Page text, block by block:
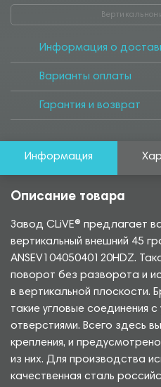
Информация о
Варианты оплаты
Гарантия и возврат
Информация
Описание товара
Завод CLiVE® предлагает
вертикальный внешний 45
ANSEV10405040120HDZ.
поворот без разворота и
в вертикальной плоскости.
такие угловые соединения
отверстиями. Всего здесь
крепления, и
из них. Для производства
качественная сталь